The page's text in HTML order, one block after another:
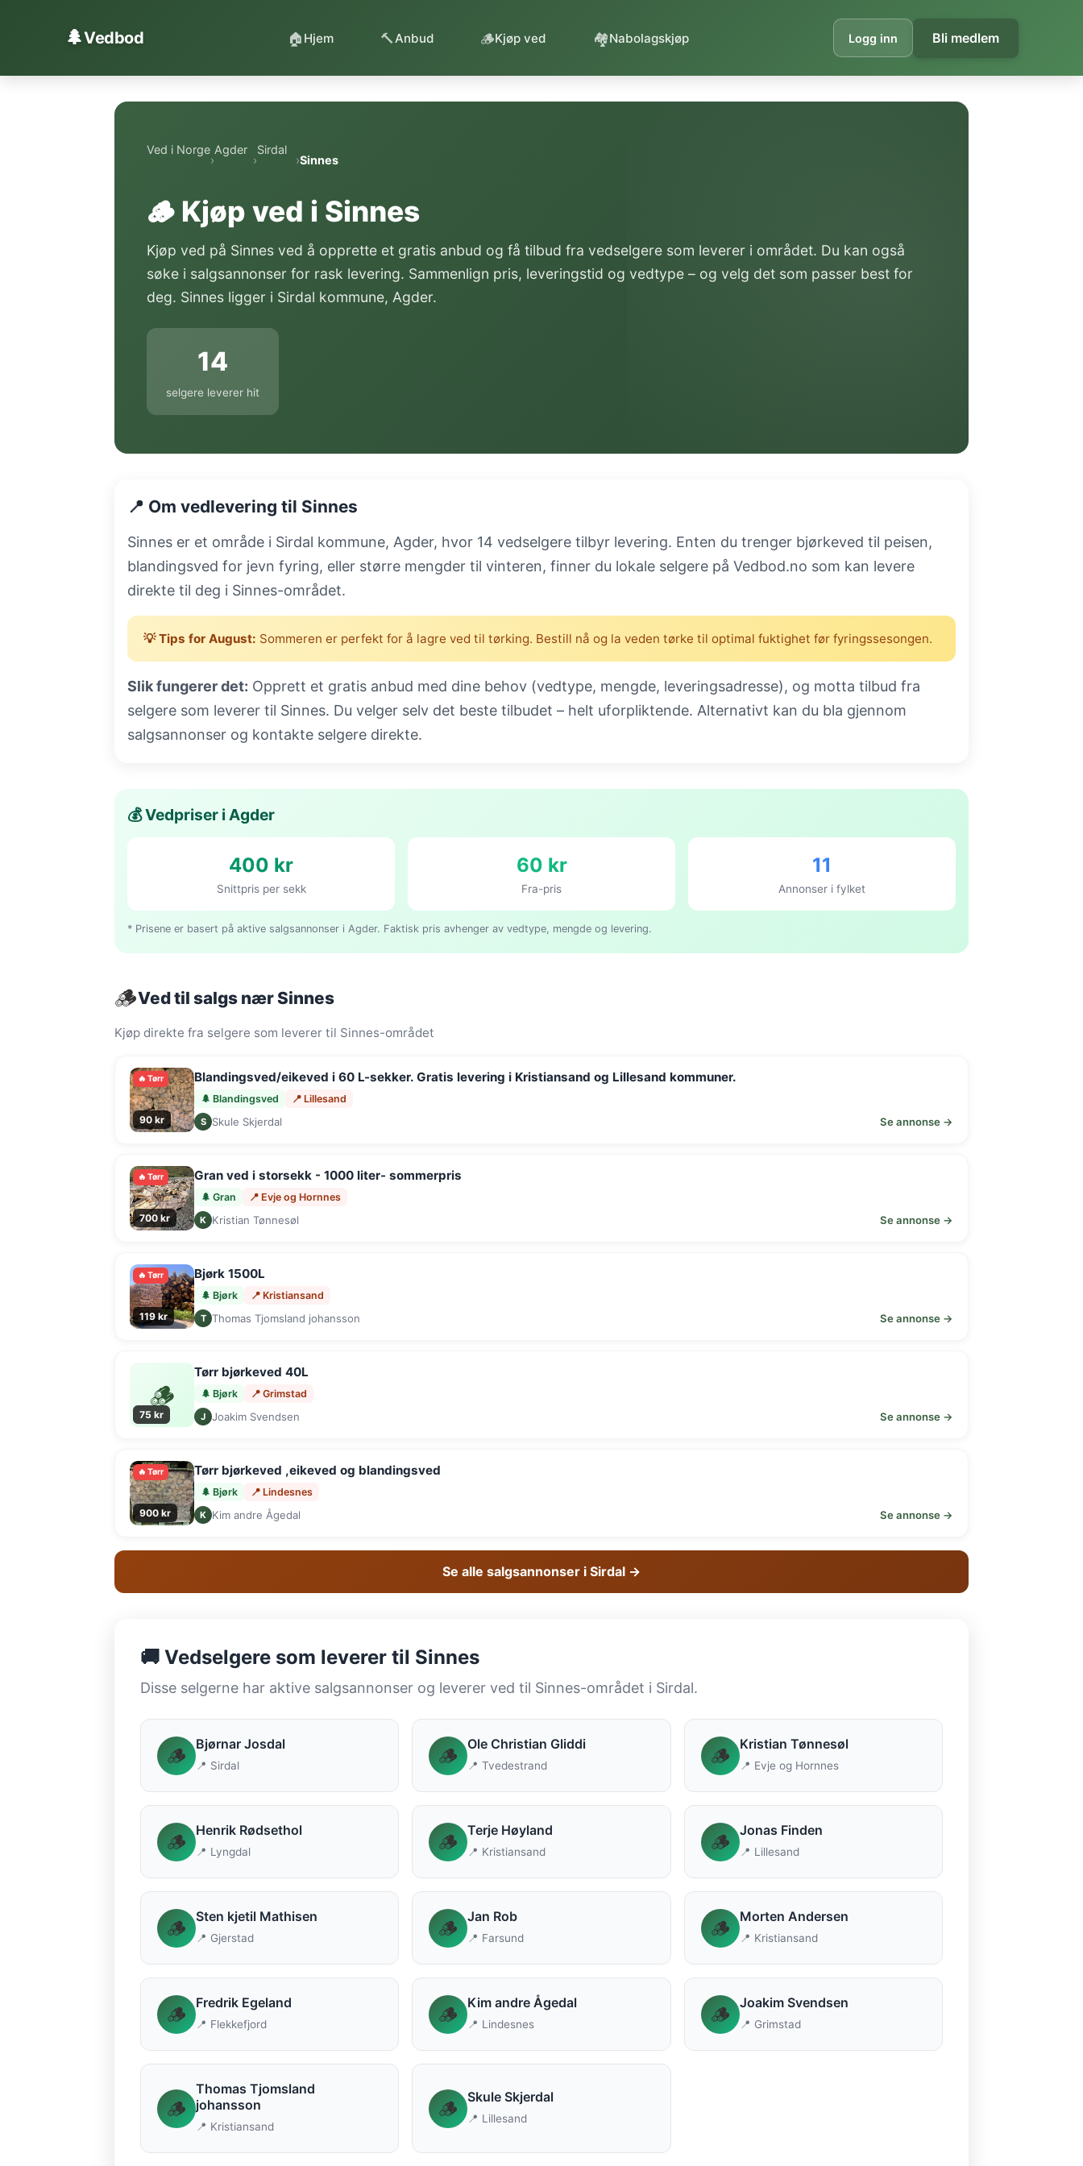
🌲Vedbod 🏠 Hjem 🔨Anbud 🪵Kjøp ved 🏘️Nabolagskjøp Logg inn Bli medlem
Ved i Norge
›
Agder
›
Sirdal
›Sinnes
🪵 Kjøp ved i Sinnes
Kjøp ved på Sinnes ved å opprette et gratis anbud og få tilbud fra vedselgere som leverer i området. Du kan også
søke i salgsannonser for rask levering. Sammenlign pris, leveringstid og vedtype – og velg det som passer best for
deg. Sinnes ligger i Sirdal kommune, Agder.
14
selgere leverer hit
📍 Om vedlevering til Sinnes
Sinnes er et område i Sirdal kommune, Agder, hvor 14 vedselgere tilbyr levering. Enten du trenger bjørkeved til peisen,
blandingsved for jevn fyring, eller større mengder til vinteren, finner du lokale selgere på Vedbod.no som kan levere
direkte til deg i Sinnes-området.
💡 Tips for August: Sommeren er perfekt for å lagre ved til tørking. Bestill nå og la veden tørke til optimal fuktighet før fyringssesongen.
Slik fungerer det: Opprett et gratis anbud med dine behov (vedtype, mengde, leveringsadresse), og motta tilbud fra
selgere som leverer til Sinnes. Du velger selv det beste tilbudet – helt uforpliktende. Alternativt kan du bla gjennom
salgsannonser og kontakte selgere direkte.
💰 Vedpriser i Agder
400 kr
Snittpris per sekk
60 kr
Fra-pris
11
Annonser i fylket
* Prisene er basert på aktive salgsannonser i Agder. Faktisk pris avhenger av vedtype, mengde og levering.
🪵Ved til salgs nær Sinnes
Kjøp direkte fra selgere som leverer til Sinnes-området
🔥 Tørr
90 kr
Blandingsved/eikeved i 60 L-sekker. Gratis levering i Kristiansand og Lillesand kommuner.
🌲 Blandingsved 📍 Lillesand
S Skule Skjerdal Se annonse →
🔥 Tørr
700 kr
Gran ved i storsekk - 1000 liter- sommerpris
🌲 Gran 📍 Evje og Hornnes
K Kristian Tønnesøl Se annonse →
🔥 Tørr
119 kr
Bjørk 1500L
🌲 Bjørk 📍 Kristiansand
T Thomas Tjomsland johansson Se annonse →
🪵
75 kr
Tørr bjørkeved 40L
🌲 Bjørk 📍 Grimstad
J Joakim Svendsen Se annonse →
🔥 Tørr
900 kr
Tørr bjørkeved ,eikeved og blandingsved
🌲 Bjørk 📍 Lindesnes
K Kim andre Ågedal Se annonse →
Se alle salgsannonser i Sirdal →
🚚 Vedselgere som leverer til Sinnes
Disse selgerne har aktive salgsannonser og leverer ved til Sinnes-området i Sirdal.
🪵 Bjørnar Josdal
📍 Sirdal 🪵 Ole Christian Gliddi
📍 Tvedestrand 🪵 Kristian Tønnesøl
📍 Evje og Hornnes
🪵 Henrik Rødsethol
📍 Lyngdal 🪵 Terje Høyland
📍 Kristiansand 🪵 Jonas Finden
📍 Lillesand
🪵 Sten kjetil Mathisen
📍 Gjerstad 🪵 Jan Rob
📍 Farsund 🪵 Morten Andersen
📍 Kristiansand
🪵 Fredrik Egeland
📍 Flekkefjord 🪵 Kim andre Ågedal
📍 Lindesnes 🪵 Joakim Svendsen
📍 Grimstad
🪵
Thomas Tjomsland
johansson
📍 Kristiansand
🪵 Skule Skjerdal
📍 Lillesand